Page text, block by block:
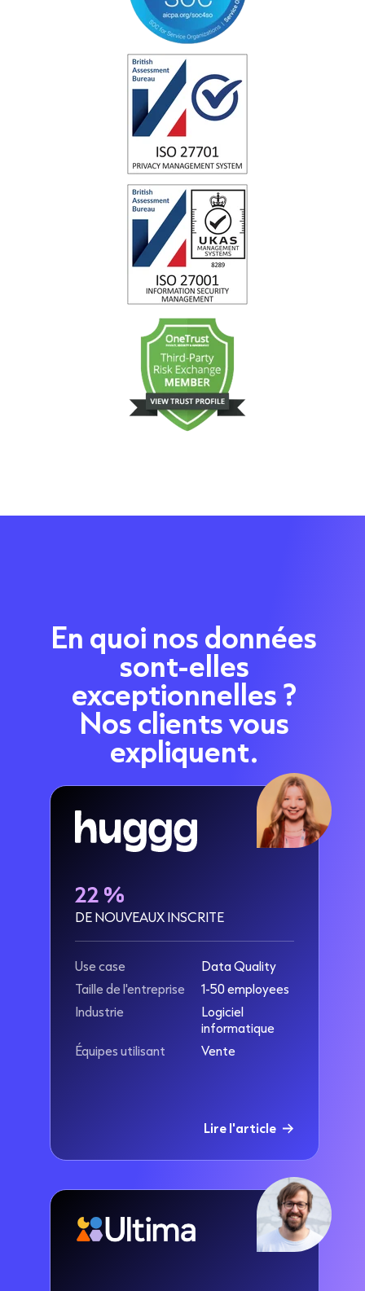
En quoi nos données
sont-elles
exceptionnelles ?
Nos clients vous
expliquent.
22 %
DE NOUVEAUX INSCRITE
Use case
Data Quality
Taille de l'entreprise
1-50 employees
Industrie
Logiciel
informatique
Équipes utilisant
Vente
Lire l'article